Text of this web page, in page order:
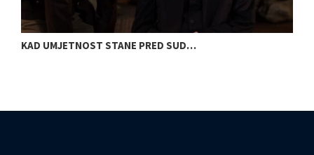
KAD UMJETNOST STANE PRED SUD…